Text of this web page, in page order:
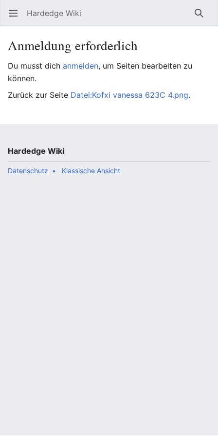
Hauptmenü öffnen Hardedge Wiki
Anmeldung erforderlich
Du musst dich anmelden, um Seiten bearbeiten zu
können.
Zurück zur Seite Datei:Kofxi vanessa 623C 4.png.
Hardedge Wiki
Datenschutz Klassische Ansicht